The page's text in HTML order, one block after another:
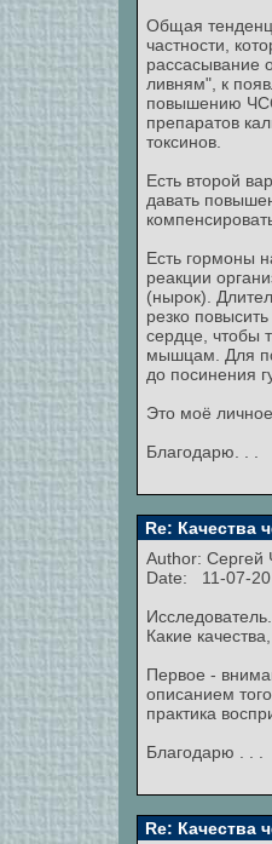
Общая
частности,
рассасывание
ливням", к
повышению
препаратов
токсинов.
Есть второй
давать
Есть гормоны
реакции
(нырок).
резко
сердце, чтобы
мышцам. Для
до посинения
Это моё
Благодарю. . .
Re: Качества
Author: Сергей
Date: 11-07-
Исследователь.
Какие
Первое -
описанием
практика
Благодарю . . .
Re: Качества